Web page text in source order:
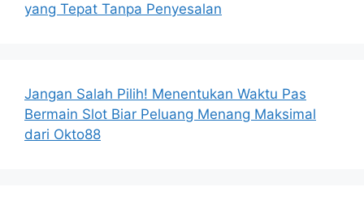
yang Tepat Tanpa Penyesalan
Jangan Salah Pilih! Menentukan Waktu Pas
Bermain Slot Biar Peluang Menang Maksimal
dari Okto88